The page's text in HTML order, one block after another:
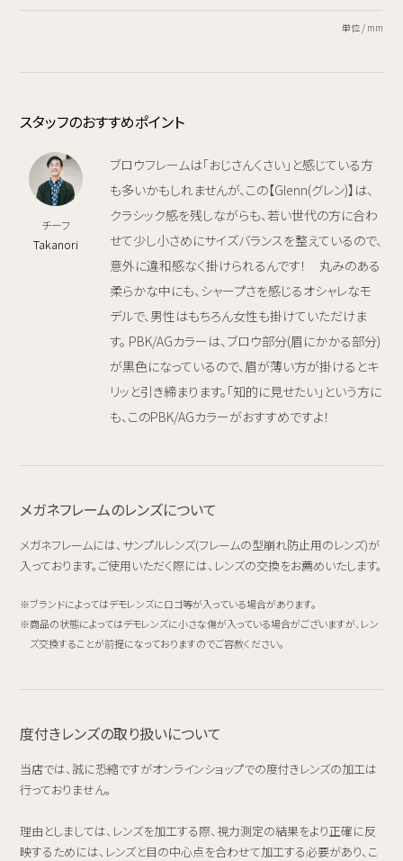
単位 / mm
スタッフのおすすめポイント
チーフ
Takanori
ブロウフレームは「おじさんくさい」と感じている方
も多いかもしれませんが、この【Glenn(グレン)】は、
クラシック感を残しながらも、若い世代の方に合わ
せて少し小さめにサイズバランスを整えているので、
意外に違和感なく掛けられるんです！ 丸みのある
柔らかな中にも、シャープさを感じるオシャレなモ
デルで、男性はもちろん女性も掛けていただけま
す。 PBK/AGカラーは、ブロウ部分(眉にかかる部分)
が黒色になっているので、眉が薄い方が掛けるとキ
リッと引き締まります。「知的に見せたい」という方に
も、このPBK/AGカラーがおすすめですよ！
メガネフレームのレンズについて
メガネフレームには、サンプルレンズ(フレームの型崩れ防止用のレンズ)が
入っております。ご使用いただく際には、レンズの交換をお薦めいたします。
ブランドによってはデモレンズにロゴ等が入っている場合があります。
商品の状態によってはデモレンズに小さな傷が入っている場合がございますが、レン
ズ交換することが前提になっておりますのでご容赦ください。
度付きレンズの取り扱いについて
当店では、誠に恐縮ですがオンラインショップでの度付きレンズの加工は
行っておりません。
理由としましては、レンズを加工する際、視力測定の結果をより正確に反
映するためには、レンズと目の中心点を合わせて加工する必要があり、こ